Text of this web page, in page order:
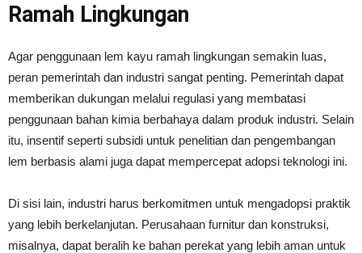
Ramah Lingkungan
Agar penggunaan lem kayu ramah lingkungan semakin luas,
peran pemerintah dan industri sangat penting. Pemerintah dapat
memberikan dukungan melalui regulasi yang membatasi
penggunaan bahan kimia berbahaya dalam produk industri. Selain
itu, insentif seperti subsidi untuk penelitian dan pengembangan
lem berbasis alami juga dapat mempercepat adopsi teknologi ini.
Di sisi lain, industri harus berkomitmen untuk mengadopsi praktik
yang lebih berkelanjutan. Perusahaan furnitur dan konstruksi,
misalnya, dapat beralih ke bahan perekat yang lebih aman untuk